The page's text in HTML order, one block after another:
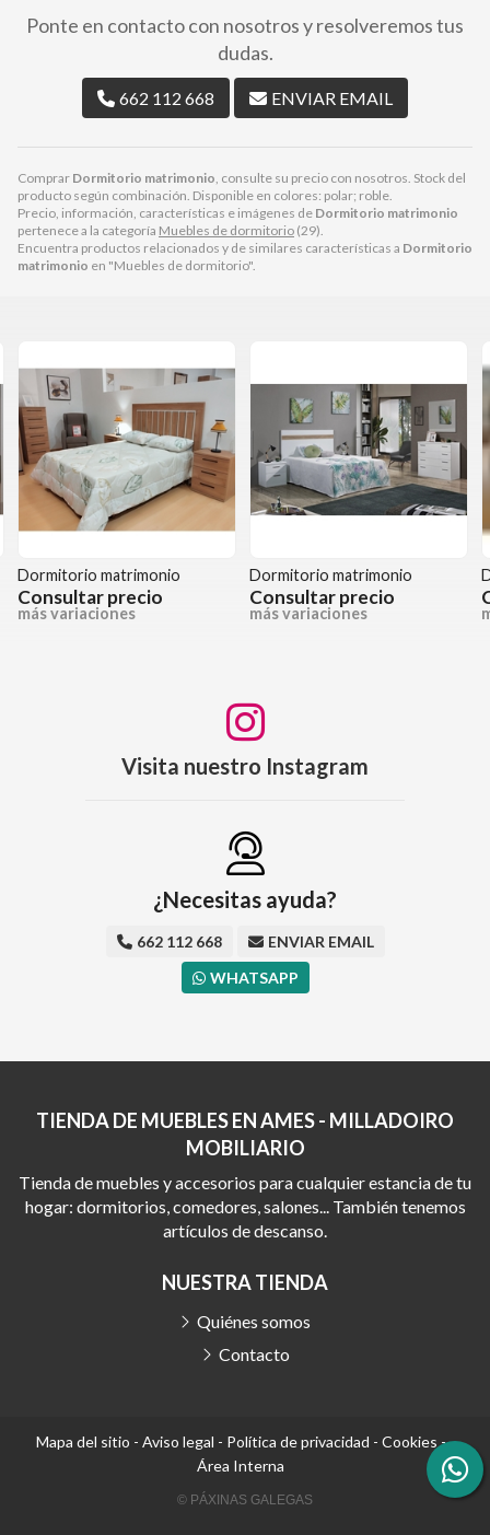
Comprar Dormitorio matrimonio , consulte su precio con nosotros. Stock del
producto según combinación. Disponible en colores: polar; roble.
Precio, información, características e imágenes de Dormitorio matrimonio
pertenece a la categoría Muebles de dormitorio (29).
Encuentra productos relacionados y de similares características a Dormitorio
matrimonio en "Muebles de dormitorio".
Ponte en contacto con nosotros y resolveremos tus
dudas.
662 112 668 ENVIAR EMAIL
Dormitorio matrimonio
Consultar precio
más variaciones
Dormitorio matrimonio
Consultar precio
más variaciones
Visita nuestro Instagram
¿Necesitas ayuda?
662 112 668
ENVIAR EMAIL
WHATSAPP
TIENDA DE MUEBLES EN AMES - MILLADOIRO
MOBILIARIO
Tienda de muebles y accesorios para cualquier estancia de tu
hogar: dormitorios, comedores, salones... También tenemos
artículos de descanso.
NUESTRA TIENDA
Quiénes somos
Contacto
Mapa del sitio - Aviso legal - Política de privacidad - Cookies-
Área Interna
© PÁXINAS GALEGAS